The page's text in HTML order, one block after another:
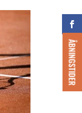
ÅBNINGSTIDER